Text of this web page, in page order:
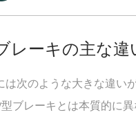
レーキの主な
次のような大きな違い
ブレーキとは本質的に異